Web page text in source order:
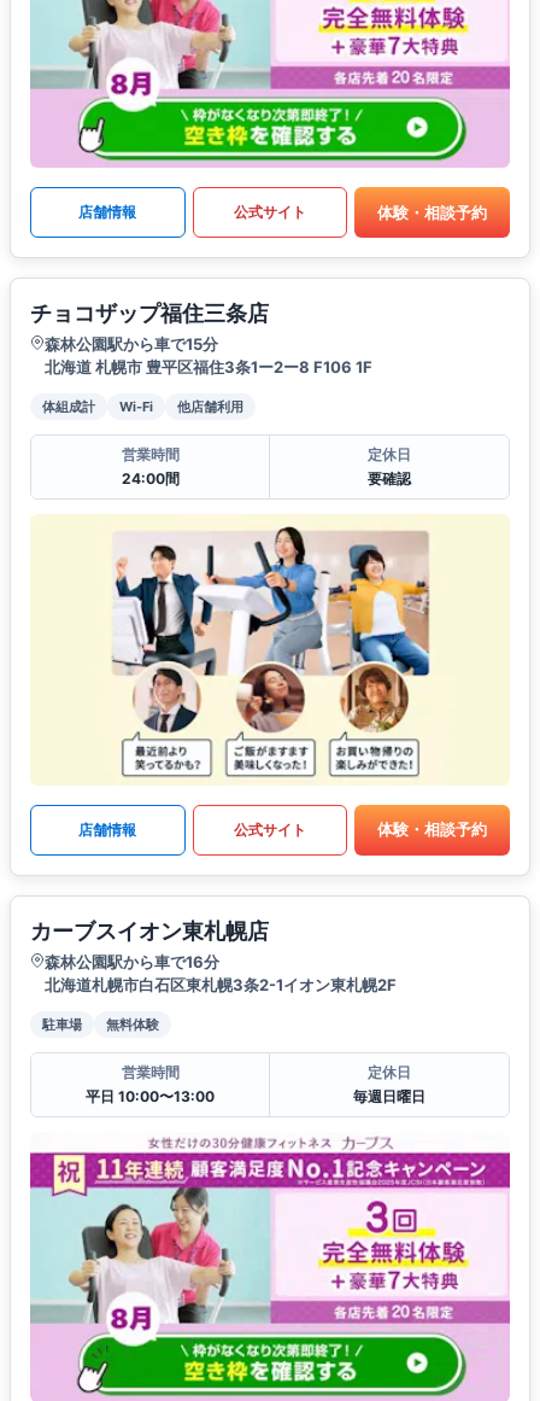
店舗情報 公式サイト 体験・相談予約
チョコザップ福住三条店
森林公園駅から車で15分
北海道 札幌市 豊平区福住3条1ー2ー8 F106 1F
体組成計 Wi-Fi 他店舗利用
営業時間
24:00間
定休日
要確認
店舗情報 公式サイト 体験・相談予約
カーブスイオン東札幌店
森林公園駅から車で16分
北海道札幌市白石区東札幌3条2-1イオン東札幌2F
駐車場 無料体験
営業時間
平日 10:00〜13:00
定休日
毎週日曜日